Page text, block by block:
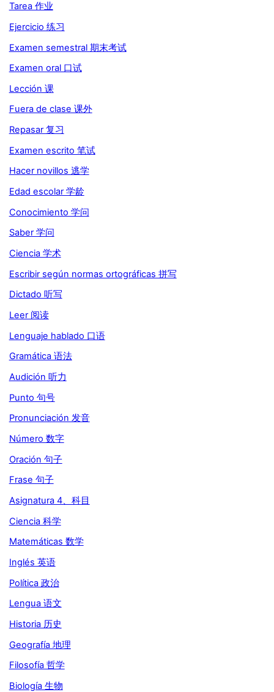
Tarea 作业
Ejercicio 练习
Examen semestral 期末考试
Examen oral 口试
Lección 课
Fuera de clase 课外
Repasar 复习
Examen escrito 笔试
Hacer novillos 逃学
Edad escolar 学龄
Conocimiento 学问
Saber 学问
Ciencia 学术
Escribir según normas ortográficas 拼写
Dictado 听写
Leer 阅读
Lenguaje hablado 口语
Gramática 语法
Audición 听力
Punto 句号
Pronunciación 发音
Número 数字
Oración 句子
Frase 句子
Asignatura 4、科目
Ciencia 科学
Matemáticas 数学
Inglés 英语
Política 政治
Lengua 语文
Historia 历史
Geografía 地理
Filosofía 哲学
Biología 生物